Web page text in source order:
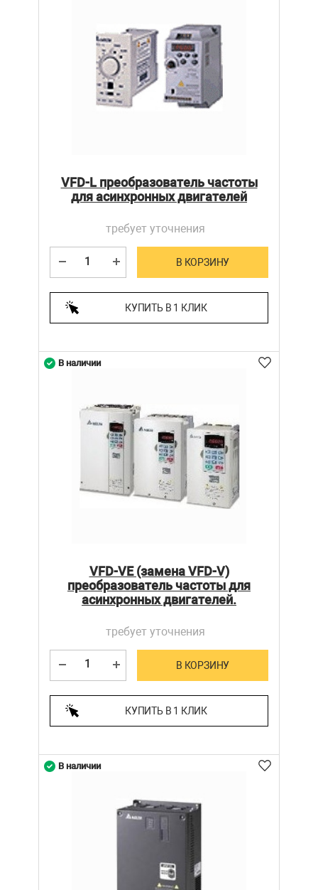
VFD-L преобразователь частоты
для асинхронных двигателей
требует уточнения
В КОРЗИНУ
КУПИТЬ В 1 КЛИК
VFD-VE (замена VFD-V)
преобразователь частоты для
асинхронных двигателей.
требует уточнения
В КОРЗИНУ
КУПИТЬ В 1 КЛИК
В наличии
В наличии